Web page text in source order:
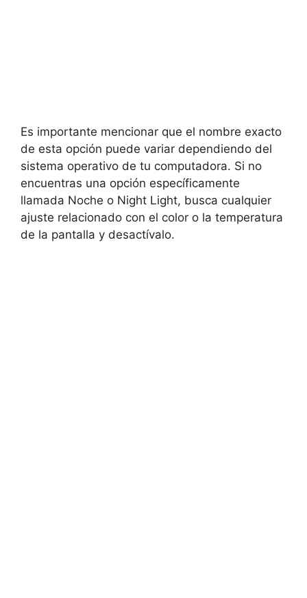
Es importante mencionar que el nombre exacto
de esta opción puede variar dependiendo del
sistema operativo de tu computadora. Si no
encuentras una opción específicamente
llamada Noche o Night Light, busca cualquier
ajuste relacionado con el color o la temperatura
de la pantalla y desactívalo.